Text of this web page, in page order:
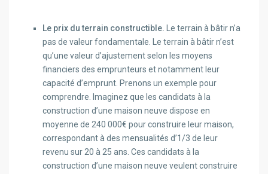
Le prix du terrain constructible.
Le terrain à bâtir n’a
pas de valeur fondamentale. Le terrain à bâtir n’est
qu’une valeur d’ajustement selon les moyens
financiers des emprunteurs et notamment leur
capacité d’emprunt. Prenons un exemple pour
comprendre. Imaginez que les candidats à la
construction d’une maison neuve dispose en
moyenne de 240 000€ pour construire leur maison,
correspondant à des mensualités d’1/3 de leur
revenu sur 20 à 25 ans. Ces candidats à la
construction d’une maison neuve veulent construire